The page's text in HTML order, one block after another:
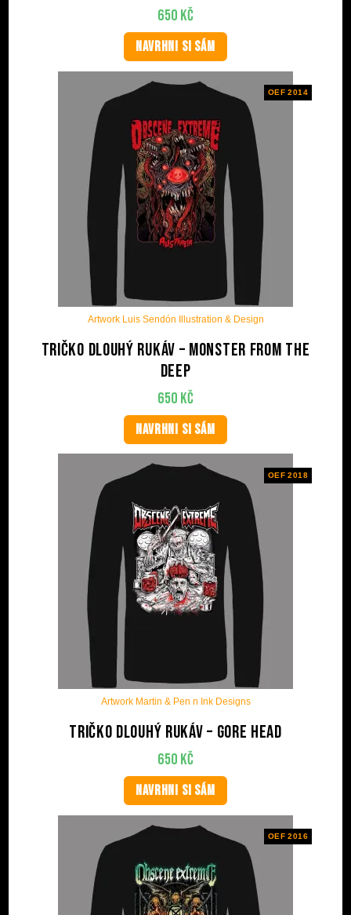
650 Kč
NAVRHNI SI SÁM
OEF 2014
Artwork Luis Sendón Illustration & Design
Tričko dlouhý rukáv – Monster From The
Deep
650 Kč
NAVRHNI SI SÁM
OEF 2018
Artwork Martin & Pen n Ink Designs
Tričko dlouhý rukáv – Gore Head
650 Kč
NAVRHNI SI SÁM
OEF 2016